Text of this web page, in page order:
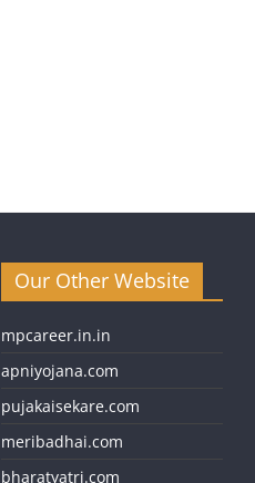
Our Other Website
mpcareer.in.in
apniyojana.com
pujakaisekare.com
meribadhai.com
bharatyatri.com